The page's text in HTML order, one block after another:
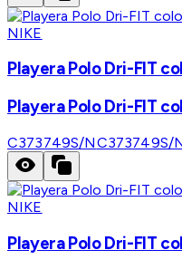
NIKE
Playera Polo Dri-FIT
Playera Polo Dri-FIT
C373749S/NC373749S/
NIKE
Playera Polo Dri-FIT